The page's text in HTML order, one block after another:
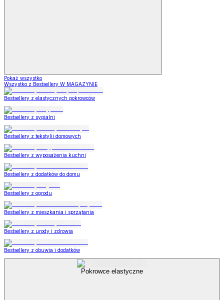
Pokaż wszystko
Wszystko z Bestsellery W MAGAZYNIE
Bestsellery z elastycznych pokrowców
Bestsellery z sypialni
Bestsellery z tekstylii domowych
Bestsellery z wyposażenia kuchni
Bestsellery z dodatków do domu
Bestsellery z ogrodu
Bestsellery z mieszkania i sprzątania
Bestsellery z urody i zdrowia
Bestsellery z obuwia i dodatków
Pokrowce elastyczne